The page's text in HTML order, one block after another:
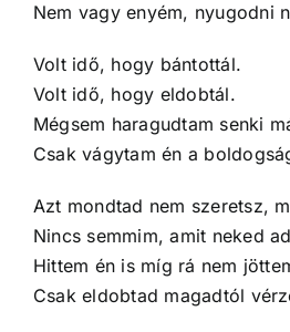
Nem vagy enyém, nyugodni
Volt idő, hogy bántottál.
Volt idő, hogy eldobtál.
Mégsem haragudtam senki
Csak vágytam én a
Azt mondtad nem szeretsz,
Nincs semmim, amit neked
Hittem én is míg rá nem
Csak eldobtad magadtól